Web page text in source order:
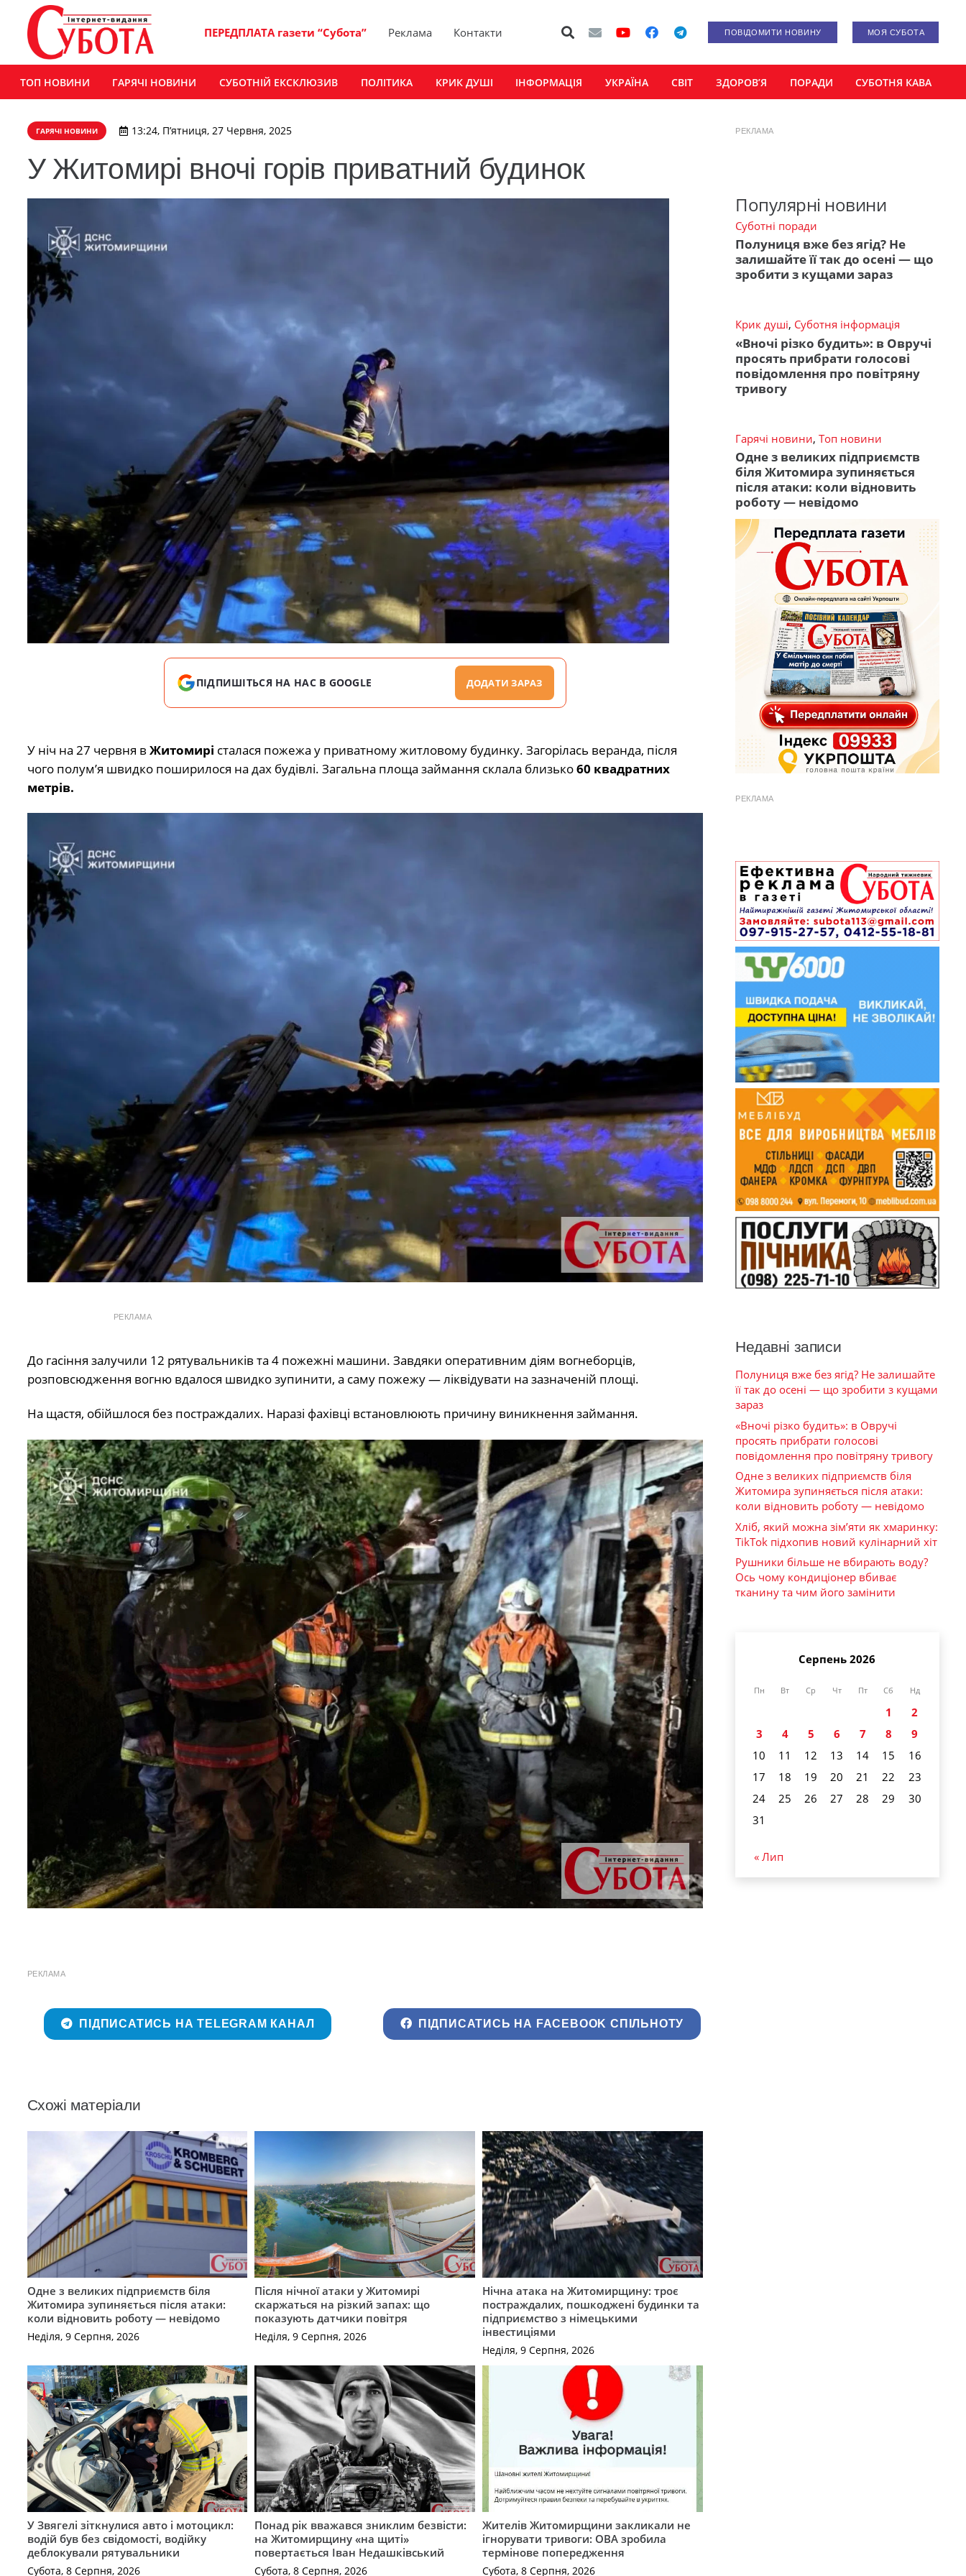
ПЕРЕДПЛАТА газети “Субота” Реклама Контакти ПОВІДОМИТИ НОВИНУ МОЯ СУБОТА
ТОП НОВИНИ ГАРЯЧІ НОВИНИ СУБОТНІЙ ЕКСКЛЮЗИВ ПОЛІТИКА КРИК ДУШІ ІНФОРМАЦІЯ УКРАЇНА СВІТ ЗДОРОВ’Я ПОРАДИ СУБОТНЯ КАВА
ГАРЯЧІ НОВИНИ 13:24, П’ятниця, 27 Червня, 2025
У Житомирі вночі горів приватний будинок
ПІДПИШІТЬСЯ НА НАС В GOOGLE ДОДАТИ ЗАРАЗ
У ніч на 27 червня в Житомирі сталася пожежа у приватному житловому будинку. Загорілась веранда, після
чого полум’я швидко поширилося на дах будівлі. Загальна площа займання склала близько60 квадратних
метрів.
РЕКЛАМА
До гасіння залучили 12 рятувальників та 4 пожежні машини. Завдяки оперативним діям вогнеборців,
розповсюдження вогню вдалося швидко зупинити, а саму пожежу — ліквідувати на зазначеній площі.
На щастя, обійшлося без постраждалих. Наразі фахівці встановлюють причину виникнення займання.
РЕКЛАМА
ПІДПИСАТИСЬ НА TELEGRAM КАНАЛ ПІДПИСАТИСЬ НА FACEBOOK СПІЛЬНОТУ
Схожі матеріали
Одне з великих підприємств біля
Житомира зупиняється після атаки:
коли відновить роботу — невідомо
Неділя, 9 Серпня, 2026
Після нічної атаки у Житомирі
скаржаться на різкий запах: що
показують датчики повітря
Неділя, 9 Серпня, 2026
Нічна атака на Житомирщину: троє
постраждалих, пошкоджені будинки та
підприємство з німецькими
інвестиціями
Неділя, 9 Серпня, 2026
У Звягелі зіткнулися авто і мотоцикл:
водій був без свідомості, водійку
деблокували рятувальники
Субота, 8 Серпня, 2026
Понад рік вважався зниклим безвісти:
на Житомирщину «на щиті»
повертається Іван Недашківський
Субота, 8 Серпня, 2026
Жителів Житомирщини закликали не
ігнорувати тривоги: ОВА зробила
термінове попередження
Субота, 8 Серпня, 2026
РЕКЛАМА
Популярні новини
Суботні поради
Полуниця вже без ягід? Не
залишайте її так до осені — що
зробити з кущами зараз
Крик душі, Суботня інформація
«Вночі різко будить»: в Овручі
просять прибрати голосові
повідомлення про повітряну
тривогу
Гарячі новини, Топ новини
Одне з великих підприємств
біля Житомира зупиняється
після атаки: коли відновить
роботу — невідомо
РЕКЛАМА
Недавні записи
Полуниця вже без ягід? Не залишайте
її так до осені — що зробити з кущами
зараз
«Вночі різко будить»: в Овручі
просять прибрати голосові
повідомлення про повітряну тривогу
Одне з великих підприємств біля
Житомира зупиняється після атаки:
коли відновить роботу — невідомо
Хліб, який можна зім’яти як хмаринку:
TikTok підхопив новий кулінарний хіт
Рушники більше не вбирають воду?
Ось чому кондиціонер вбиває
тканину та чим його замінити
Серпень 2026
Пн Вт Ср Чт Пт Сб Нд
1
2
3
4 5 6 7 8
9
10
11 12 13 14 15
16
17
18 19 20 21 22
23
24
25 26 27 28 29
30
31
« Лип